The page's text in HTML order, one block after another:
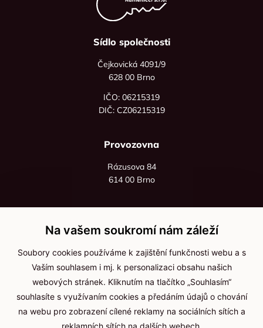
Sídlo společnosti
Čejkovická 4091/9
628 00 Brno
IČO: 06215319
DIČ: CZ06215319
Provozovna
Rázusova 84
614 00 Brno
+420 736 535 066
Po - pá: 8:00 - 16:00
info@jma-kam.cz
Důležité informace
Na vašem soukromí nám záleží
Soubory cookies používáme k zajištění funkčnosti webu a s
Vaším souhlasem i mj. k personalizaci obsahu našich
webových stránek. Kliknutím na tlačítko „Souhlasím“
souhlasíte s využívaním cookies a předáním údajů o chování
na webu pro zobrazení cílené reklamy na sociálních sítích a
reklamních sítích na dalších webech.